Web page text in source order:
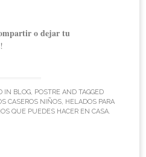
o dejar tu
IN BLOG POSTRE AND TAGGED
CASEROS NIÑOS, HELADOS PARA
QUE PUEDES HACER EN CASA